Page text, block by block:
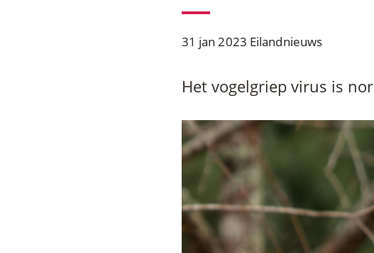
31 jan 2023 Eilandnieuws
Het vogelgriep virus is